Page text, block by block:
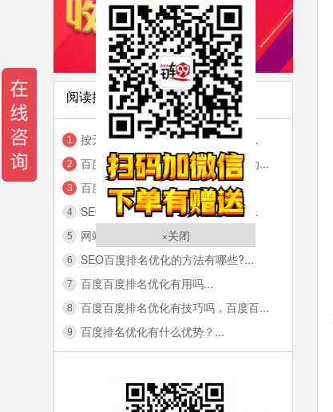
阅读排行
1 按天付费SEO软件产品是如何操作...
2 百度关键词排名在不同区域查询，为...
3 百度算法大盘点-2021年新版...
4 SEO搜索引擎的基本算法你了解多...
5 网站排名的算法到底有哪些...
6 SEO百度排名优化的方法有哪些?...
7 百度百度排名优化有用吗...
8 百度百度排名优化有技巧吗，百度百...
9 百度排名优化有什么优势？...
关闭